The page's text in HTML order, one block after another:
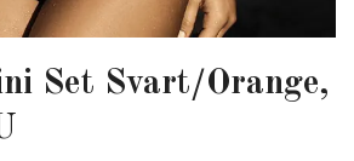
Set Svart/Orange,